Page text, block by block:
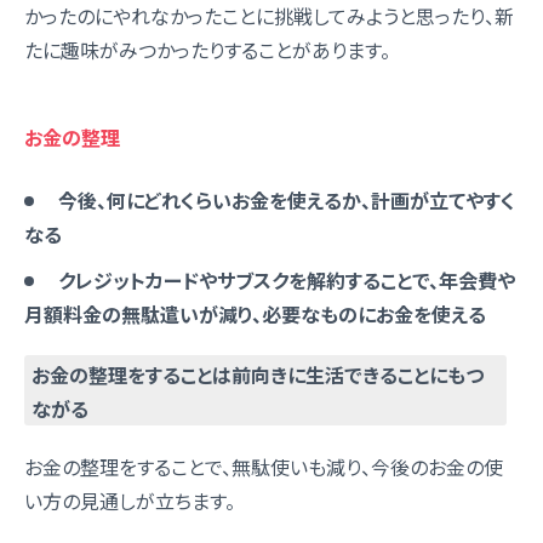
かったのにやれなかったことに挑戦してみようと思ったり、新
たに趣味がみつかったりすることがあります。
お金の整理
今後、何にどれくらいお金を使えるか、計画が立てやすく
なる
クレジットカードやサブスクを解約することで、年会費や
月額料金の無駄遣いが減り、必要なものにお金を使える
お金の整理をすることは前向きに生活できることにもつ
ながる
お金の整理をすることで、無駄使いも減り、今後のお金の使
い方の見通しが立ちます。